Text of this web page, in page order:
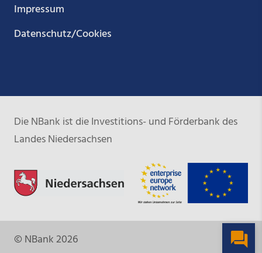
Impressum
Datenschutz/Cookies
Die NBank ist die Investitions- und Förderbank des
Landes Niedersachsen
© NBank 2026